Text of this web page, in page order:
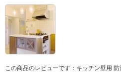
この商品のレビューです： キッチン壁用